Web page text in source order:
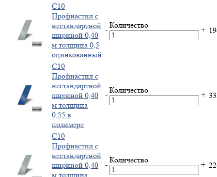
С10
Профнастил с
нестандартной
шириной 0,40
м толщина 0,5
оцинкованный
-
Количество
+
С10
Профнастил с
нестандартной
шириной 0,40
м толщина
0,55 в
полимере
-
Количество
+
С10
Профнастил с
нестандартной
шириной 0,40
м толщина
-
Количество
+